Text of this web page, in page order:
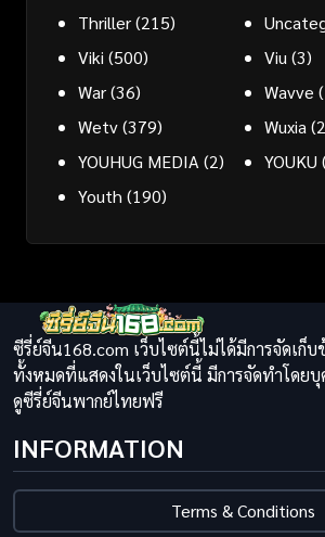
Thriller(215)
Viki (500) Viu (3)
War(36) Wavve
Wetv(379) Wuxia
YOUHUG MEDIA (2) YOUKU
Youth (190)
ซีรี่ย์จีน168.com เว็บไซต์นี้ไม่ได้มีการจัดเก็
ทั้งหมดที่แสดงในเว็บไซต์นี้ มีการจัดทำโดย
ดูซีรี่ย์จีนพากย์ไทยฟรี
INFORMATION
Terms & Conditions